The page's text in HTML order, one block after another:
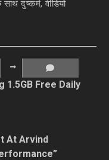
दुष्कर्म, वीडियो
1.5GB Free Daily
At Arvind